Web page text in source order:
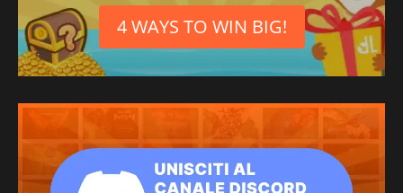
4 WAYS TO WIN BIG!